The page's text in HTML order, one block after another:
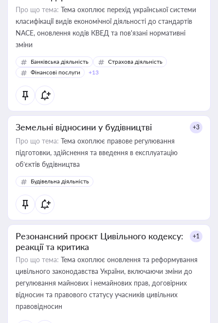
Про що тема: Тема охоплює перехід української системи
класифікації видів економічної діяльності до стандартів
NACE, оновлення кодів КВЕД та пов'язані нормативні
зміни
Банківська діяльність
Страхова діяльність
Фінансові послуги
+13
Земельні відносини у будівництві +3
Про що тема: Тема охоплює правове регулювання
підготовки, здійснення та введення в експлуатацію
об’єктів будівництва
Будівельна діяльність
Резонансний проєкт Цивільного кодексу:
реакції та критика
+1
Про що тема: Тема охоплює оновлення та реформування
цивільного законодавства України, включаючи зміни до
регулювання майнових і немайнових прав, договірних
відносин та правового статусу учасників цивільних
правовідносин